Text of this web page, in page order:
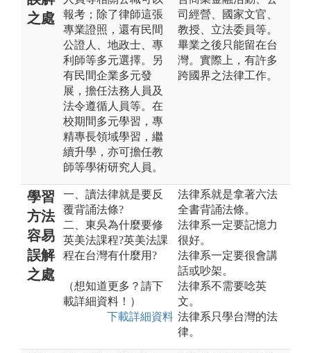
之處
報考；除了律師這張
專業證照，還有民間
公證人、地政士、專
利師等多元選擇。另
有民間企業多元發
展，擔任法務人員及
法令遵循人員等。在
校期間多元學習，專
精專長領域學習，繼
續升學，亦可擔任教
師等學術研究人員。
司經營、國家文官、
教授、立法委員等。
畢業之後只能留在台
灣。實際上，有許多
跨國界之法律工作。
學習
方法
容易
誤解
之處
一、讀法律就是要反
覆背誦法條?
二、東吳為什麼要修
英美法課程?英美法課
程在台灣有什麼用?
（想知道更多？請下
載詳細資料！）
下載詳細資料
法律系就是拿著六法
全書背誦法條。
法律系一定要記憶力
很好。
法律系一定要很會講
話或吵架。
法律系不需要唸英
文。
法律系只學台灣的法
律。